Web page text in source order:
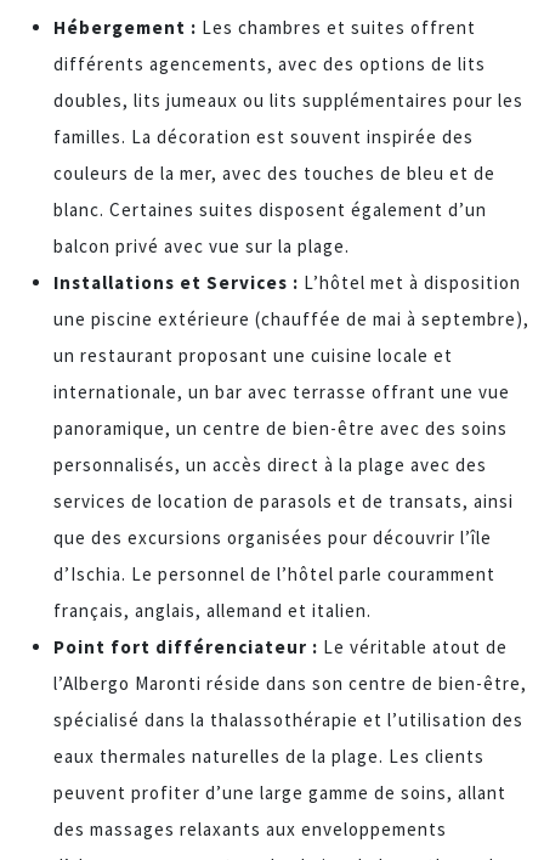
Hébergement : Les chambres et suites offrent
différents agencements, avec des options de lits
doubles, lits jumeaux ou lits supplémentaires pour les
familles. La décoration est souvent inspirée des
couleurs de la mer, avec des touches de bleu et de
blanc. Certaines suites disposent également d’un
balcon privé avec vue sur la plage.
Installations et Services : L’hôtel met à disposition
une piscine extérieure (chauffée de mai à septembre),
un restaurant proposant une cuisine locale et
internationale, un bar avec terrasse offrant une vue
panoramique, un centre de bien-être avec des soins
personnalisés, un accès direct à la plage avec des
services de location de parasols et de transats, ainsi
que des excursions organisées pour découvrir l’île
d’Ischia. Le personnel de l’hôtel parle couramment
français, anglais, allemand et italien.
Point fort différenciateur : Le véritable atout de
l’Albergo Maronti réside dans son centre de bien-être,
spécialisé dans la thalassothérapie et l’utilisation des
eaux thermales naturelles de la plage. Les clients
peuvent profiter d’une large gamme de soins, allant
des massages relaxants aux enveloppements